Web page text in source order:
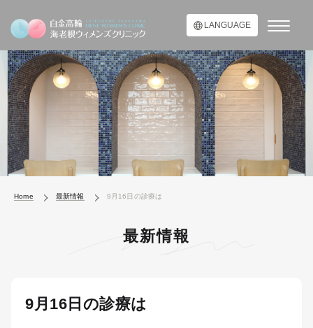
LANGUAGE
Home 最新情報 9月16日の診療は
最新情報
9月16日の診療は